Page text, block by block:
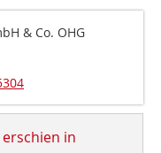
& Co. OHG
in